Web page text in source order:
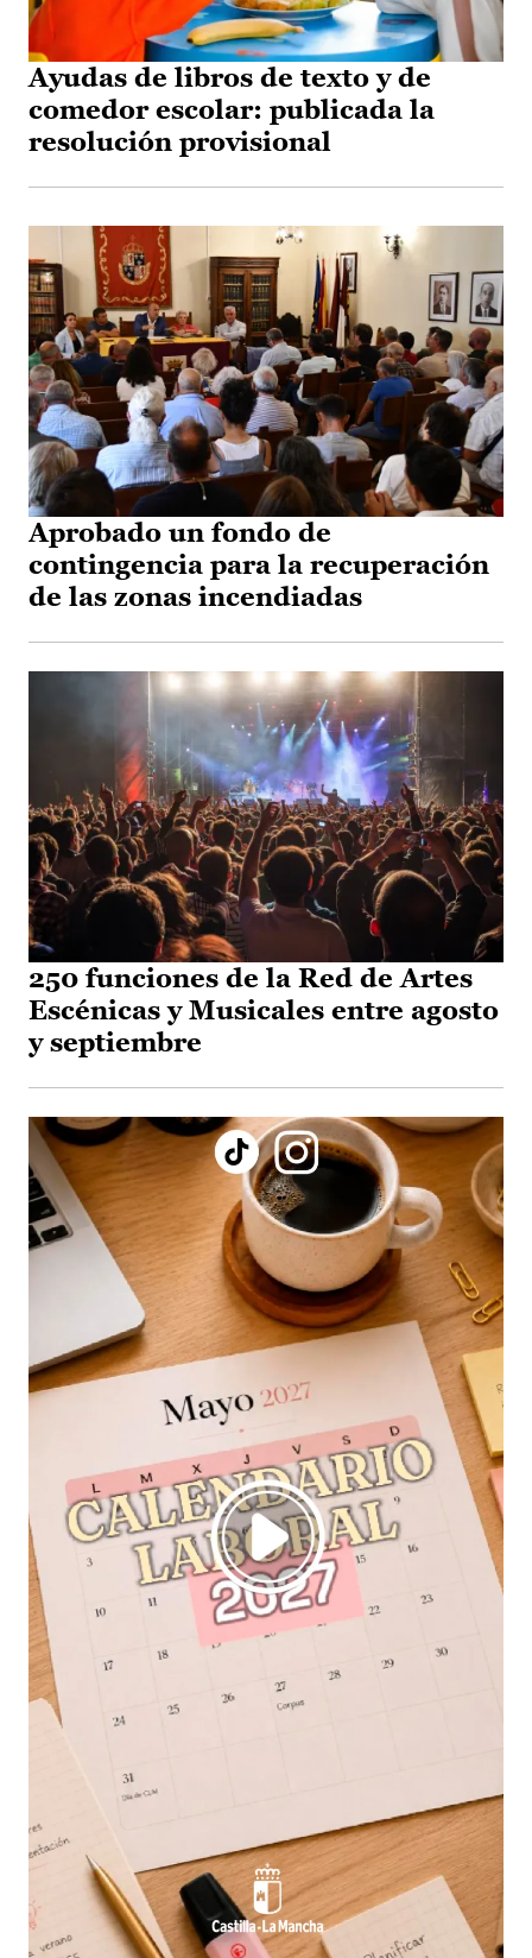
Ayudas de libros de texto y de
comedor escolar: publicada la
resolución provisional
Aprobado un fondo de
contingencia para la recuperación
de las zonas incendiadas
250 funciones de la Red de Artes
Escénicas y Musicales entre agosto
y septiembre